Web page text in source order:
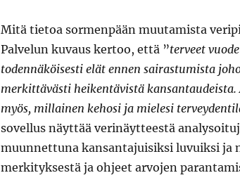
Mitä tietoa sormenpään muutamista
Palvelun kuvaus kertoo, että ”terveet
todennäköisesti elät ennen sairastumista
merkittävästi heikentävistä
myös, millainen kehosi ja mielesi
sovellus näyttää verinäytteestä
muunnettuna kansantajuisiksi luvuiksi ja
merkityksestä ja ohjeet arvojen